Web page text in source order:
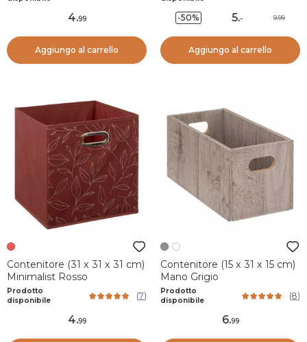
4.99
Aggiungo al carrello
-50% 5.- 9.99
Aggiungo al carrello
Contenitore (31 x 31 x 31 cm)
Minimalist Rosso
Prodotto
disponibile
(7)
4.99
Contenitore (15 x 31 x 15 cm)
Mano Grigio
Prodotto
disponibile
(8)
6.99